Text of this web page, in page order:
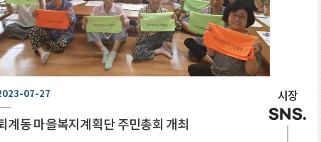
시장
SNS.
07-27
계동 마을복지계획단 주민총회 개최